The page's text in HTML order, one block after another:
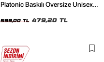
Platonic Baskılı Oversize Unisex
599,00 TL 479,20 TL